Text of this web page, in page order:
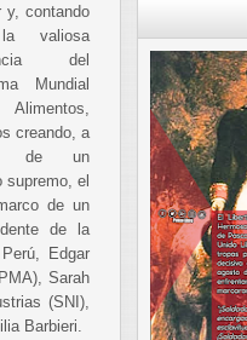
y, contando
valiosa
del
Mundial
creando, a
de un
supremo, el
de un
de la
Edgar
Sarah
(SNI),
Barbieri.